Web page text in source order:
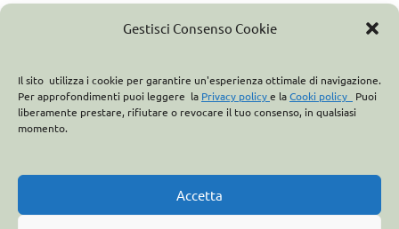
Gestisci Consenso Cookie
Il sito utilizza i cookie per garantire un'esperienza ottimale di navigazione.
Per approfondimenti puoi leggere la Privacy policye laCooki policy
Puoi
liberamente prestare, rifiutare o revocare il tuo consenso, in qualsiasi
momento.
Accetta
PRESENTATA LA GUIDA GELATERIE
ASSOCIAZIONE ITALIANA GELATIERI:
CASA OPTIMA PARTNER
CONO GELATO